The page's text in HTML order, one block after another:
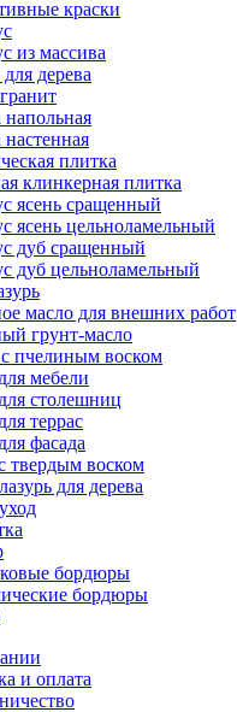
краски
из массива
дерева
плитка
клинкерная плитка
ясень сращенный
ясень цельноламельный
дуб сращенный
дуб цельноламельный
масло для внешних работ
грунт-масло
пчелиным воском
мебели
столешниц
террас
фасада
твердым воском
для дерева
бордюры
бордюры
и оплата